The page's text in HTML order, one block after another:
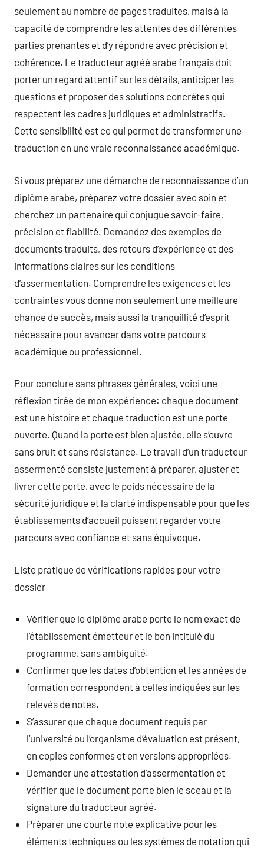
seulement au nombre de pages traduites, mais à la
capacité de comprendre les attentes des différentes
parties prenantes et d’y répondre avec précision et
cohérence. Le traducteur agréé arabe français doit
porter un regard attentif sur les détails, anticiper les
questions et proposer des solutions concrètes qui
respectent les cadres juridiques et administratifs.
Cette sensibilité est ce qui permet de transformer une
traduction en une vraie reconnaissance académique.
Si vous préparez une démarche de reconnaissance d’un
diplôme arabe, préparez votre dossier avec soin et
cherchez un partenaire qui conjugue savoir-faire,
précision et fiabilité. Demandez des exemples de
documents traduits, des retours d’expérience et des
informations claires sur les conditions
d’assermentation. Comprendre les exigences et les
contraintes vous donne non seulement une meilleure
chance de succès, mais aussi la tranquillité d’esprit
nécessaire pour avancer dans votre parcours
académique ou professionnel.
Pour conclure sans phrases générales, voici une
réflexion tirée de mon expérience: chaque document
est une histoire et chaque traduction est une porte
ouverte. Quand la porte est bien ajustée, elle s’ouvre
sans bruit et sans résistance. Le travail d’un traducteur
assermenté consiste justement à préparer, ajuster et
livrer cette porte, avec le poids nécessaire de la
sécurité juridique et la clarté indispensable pour que les
établissements d’accueil puissent regarder votre
parcours avec confiance et sans équivoque.
Liste pratique de vérifications rapides pour votre
dossier
Vérifier que le diplôme arabe porte le nom exact de
l’établissement émetteur et le bon intitulé du
programme, sans ambiguité.
Confirmer que les dates d’obtention et les années de
formation correspondent à celles indiquées sur les
relevés de notes.
S’assurer que chaque document requis par
l’université ou l’organisme d’évaluation est présent,
en copies conformes et en versions appropriées.
Demander une attestation d’assermentation et
vérifier que le document porte bien le sceau et la
signature du traducteur agréé.
Préparer une courte note explicative pour les
éléments techniques ou les systèmes de notation qui